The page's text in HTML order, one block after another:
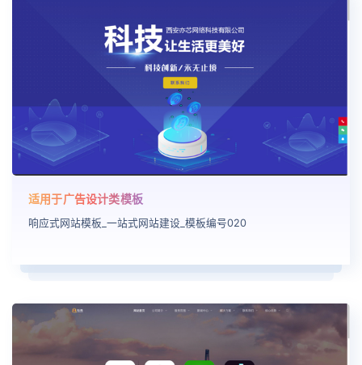
适用于广告设计类模板
响应式网站模板_一站式网站建设_模板编号020